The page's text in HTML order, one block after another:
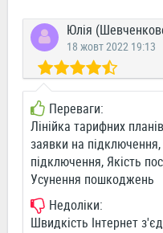
Юлія
18 жовт 2022 19:13
Переваги:
Лінійка тарифних
заявки на
підключення, Якість
Усунення пошкоджень
Недоліки:
Швидкість Інтернет